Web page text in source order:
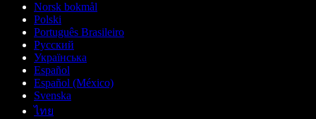
Norsk bokmål
Polski
Português Brasileiro
Русский
Українська
Español
Español (México)
Svenska
ไทย